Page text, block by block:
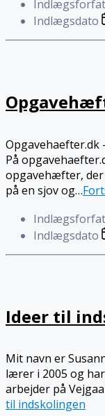
Indlægsdato
På
opgavehæfter,
på en sjov og…
Indlægsdato
Ideer til
Mit navn er
lærer i 2005 og
arbejder på
til indskolingen